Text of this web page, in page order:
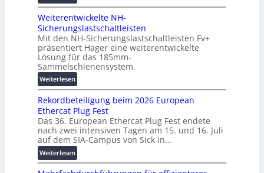
t
a
l
e
T
r
a
n
s
p
a
r
e
n
z
b
a
u
:
F
o
r
s
h
u
n
g
s
f
V
o
l
t
a
-
X
2
0
2
7
w
i
r
d
z
Weiterentwickelte NH-
Sicherungslastschaltleisten
Mit den NH-Sicherungslastschaltleisten Fv+
präsentiert Hager eine weiterentwickelte
Lösung für das 185mm-
Sammelschienensystem.
Weiterlesen:
W
e
i
t
e
r
e
n
Rekordbeteiligung beim 2026 European
Ethercat Plug Fest
Das 36. European Ethercat Plug Fest endete
nach zwei intensiven Tagen am 15. und 16. Juli
auf dem SIA-Campus von Sick in…
Weiterlesen:
R